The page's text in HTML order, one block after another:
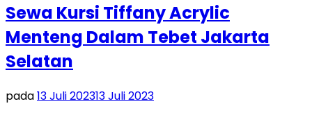
Sewa Kursi Tiffany Acrylic
Menteng Dalam Tebet Jakarta
Selatan
pada13 Juli 202313 Juli 2023